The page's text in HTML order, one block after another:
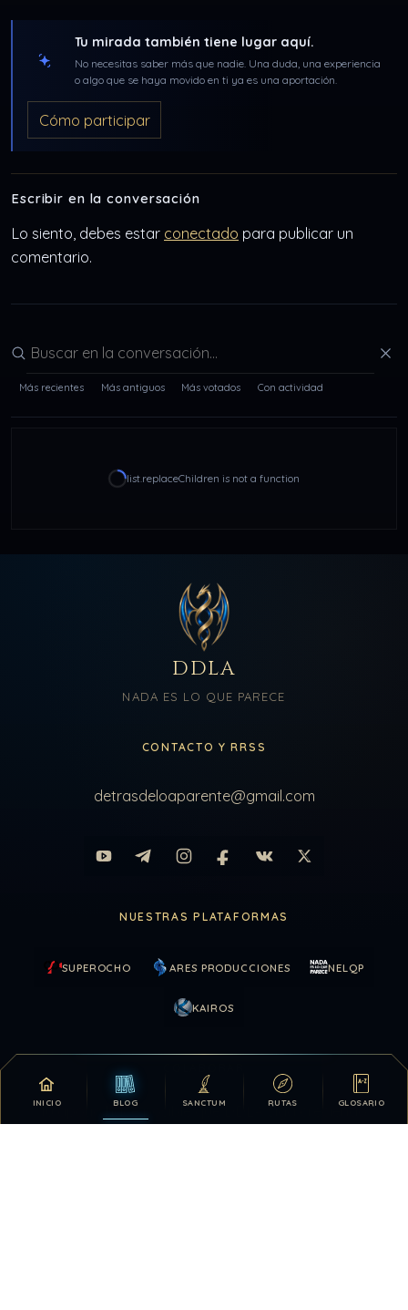
INICIO BLOG SANCTUM RUTAS GLOSARIO
Tu mirada también tiene lugar aquí.
No necesitas saber más que nadie. Una duda, una experiencia
o algo que se haya movido en ti ya es una aportación.
Cómo participar
Escribir en la conversación
Lo siento, debes estar conectado para publicar un
comentario.
Buscar en la conversación
Más recientes Más antiguos Más votados Con actividad
list.replaceChildren is not a function
DDLA
NADA ES LO QUE PARECE
CONTACTO Y RRSS
detrasdeloaparente@gmail.com
NUESTRAS PLATAFORMAS
SUPEROCHO ARES PRODUCCIONES NELQP
KAIROS
Tu apoyo hace posible que DDLA siga creciendo.